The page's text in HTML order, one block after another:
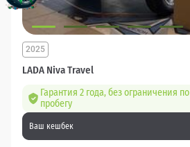
LADA Niva Travel
2025
Гарантия 2 года, без ограничения по
пробегу
Ваш кешбек